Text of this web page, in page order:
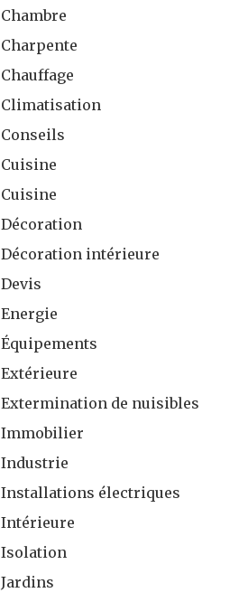
Chambre
Charpente
Chauffage
Climatisation
Conseils
Cuisine
Cuisine
Décoration
Décoration intérieure
Devis
Energie
Équipements
Extérieure
Extermination de nuisibles
Immobilier
Industrie
Installations électriques
Intérieure
Isolation
Jardins